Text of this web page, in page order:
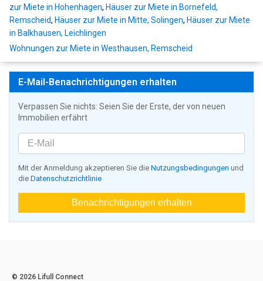
zur Miete in Hohenhagen, Häuser zur Miete in Bornefeld,
Remscheid, Häuser zur Miete in Mitte, Solingen, Häuser zur Miete
in Balkhausen, Leichlingen
Wohnungen zur Miete in Westhausen, Remscheid
E-Mail-Benachrichtigungen erhalten
Verpassen Sie nichts: Seien Sie der Erste, der von neuen
Immobilien erfährt
Mit der Anmeldung akzeptieren Sie die Nutzungsbedingungen und
die Datenschutzrichtlinie
Benachrichtigungen erhalten
© 2026 Lifull Connect